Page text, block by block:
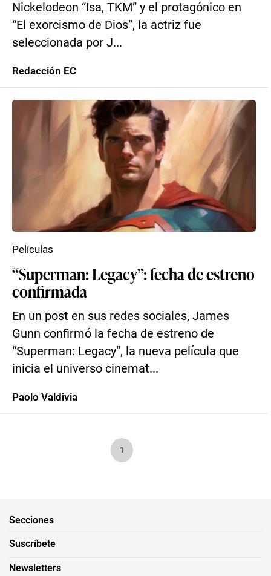
Nickelodeon “Isa, TKM” y el protagónico en
“El exorcismo de Dios”, la actriz fue
seleccionada por J...
Redacción EC
“Superman: Legacy”: fecha de estreno
confirmada
En un post en sus redes sociales, James
Gunn confirmó la fecha de estreno de
“Superman: Legacy”, la nueva película que
inicia el universo cinemat...
Películas
Paolo Valdivia
1
Secciones
Suscríbete
Newsletters